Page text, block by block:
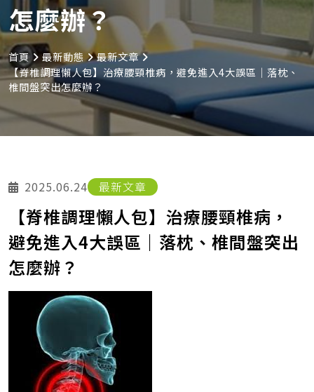
怎麼辦？
首頁 最新動態
最新文章
【脊椎調理懶人包】治療腰頸椎病，避免進入4大誤區｜落枕、
椎間盤突出怎麼辦？
2025.06.24 最新文章
【脊椎調理懶人包】治療腰頸椎病，
避免進入4大誤區｜落枕、椎間盤突出
怎麼辦？